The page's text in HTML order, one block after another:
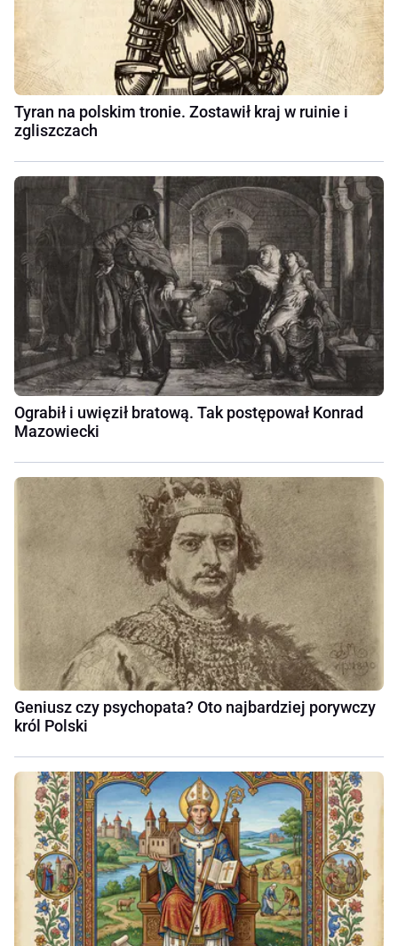
Tyran na polskim tronie. Zostawił kraj w ruinie i
zgliszczach
Ograbił i uwięził bratową. Tak postępował Konrad
Mazowiecki
Geniusz czy psychopata? Oto najbardziej porywczy
król Polski